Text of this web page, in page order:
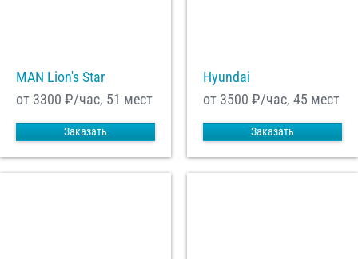
MAN Lion's Star
от 3300 ₽/час, 51 мест
Заказать
Hyundai
от 3500 ₽/час, 45 мест
Заказать